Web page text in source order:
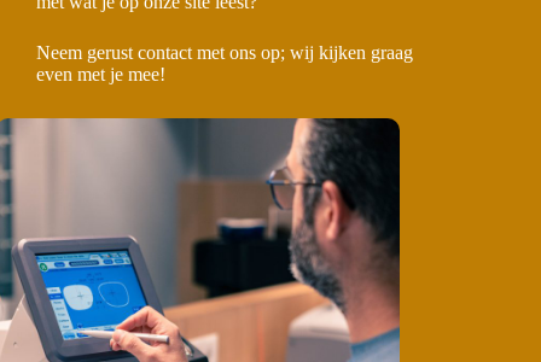
Neem gerust contact met ons op; wij kijken graag
even met je mee!